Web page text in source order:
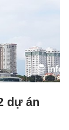
dự án